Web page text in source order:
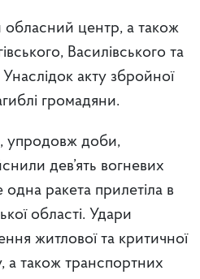
обласний центр, а також
Василівського та
акту збройної
громадяни.
упродовж доби,
дев’ять вогневих
ракета прилетіла в
області. Удари
житлової та критичної
а також транспортних